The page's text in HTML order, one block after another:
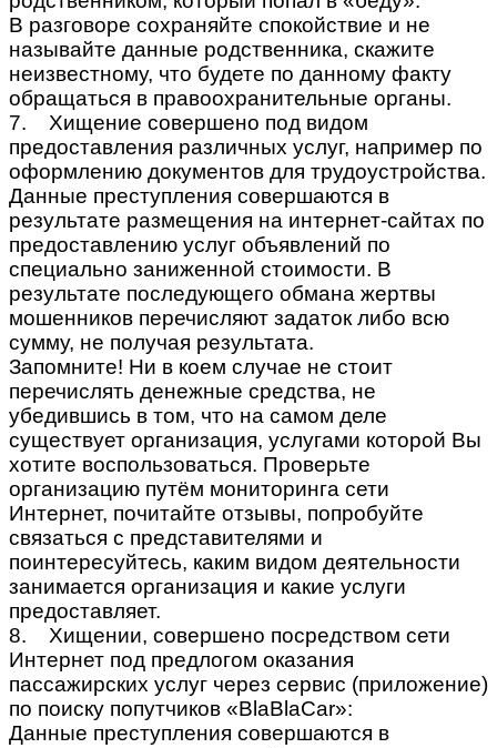
В разговоре сохраняйте спокойствие и не
называйте данные родственника, скажите
неизвестному, что будете по данному факту
обращаться в правоохранительные органы.
7. Хищение совершено под видом
предоставления различных услуг, например по
оформлению документов для трудоустройства.
Данные преступления совершаются в
результате размещения на интернет-сайтах по
предоставлению услуг объявлений по
специально заниженной стоимости. В
результате последующего обмана жертвы
мошенников перечисляют задаток либо всю
сумму, не получая результата.
Запомните! Ни в коем случае не стоит
перечислять денежные средства, не
убедившись в том, что на самом деле
существует организация, услугами которой Вы
хотите воспользоваться. Проверьте
организацию путём мониторинга сети
Интернет, почитайте отзывы, попробуйте
связаться с представителями и
поинтересуйтесь, каким видом деятельности
занимается организация и какие услуги
предоставляет.
8. Хищении, совершено посредством сети
Интернет под предлогом оказания
пассажирских услуг через сервис (приложение)
по поиску попутчиков «BlaBlaCar»:
Данные преступления совершаются в